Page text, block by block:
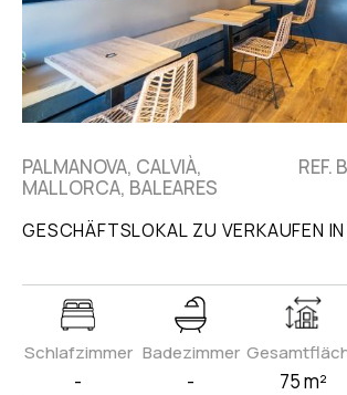
PALMANOVA, CALVIÀ,
MALLORCA, BALEARES
REF.
GESCHÄFTSLOKAL ZU VERKAUFEN
Schlafzimmer
-
Badezimmer
- 75 m²